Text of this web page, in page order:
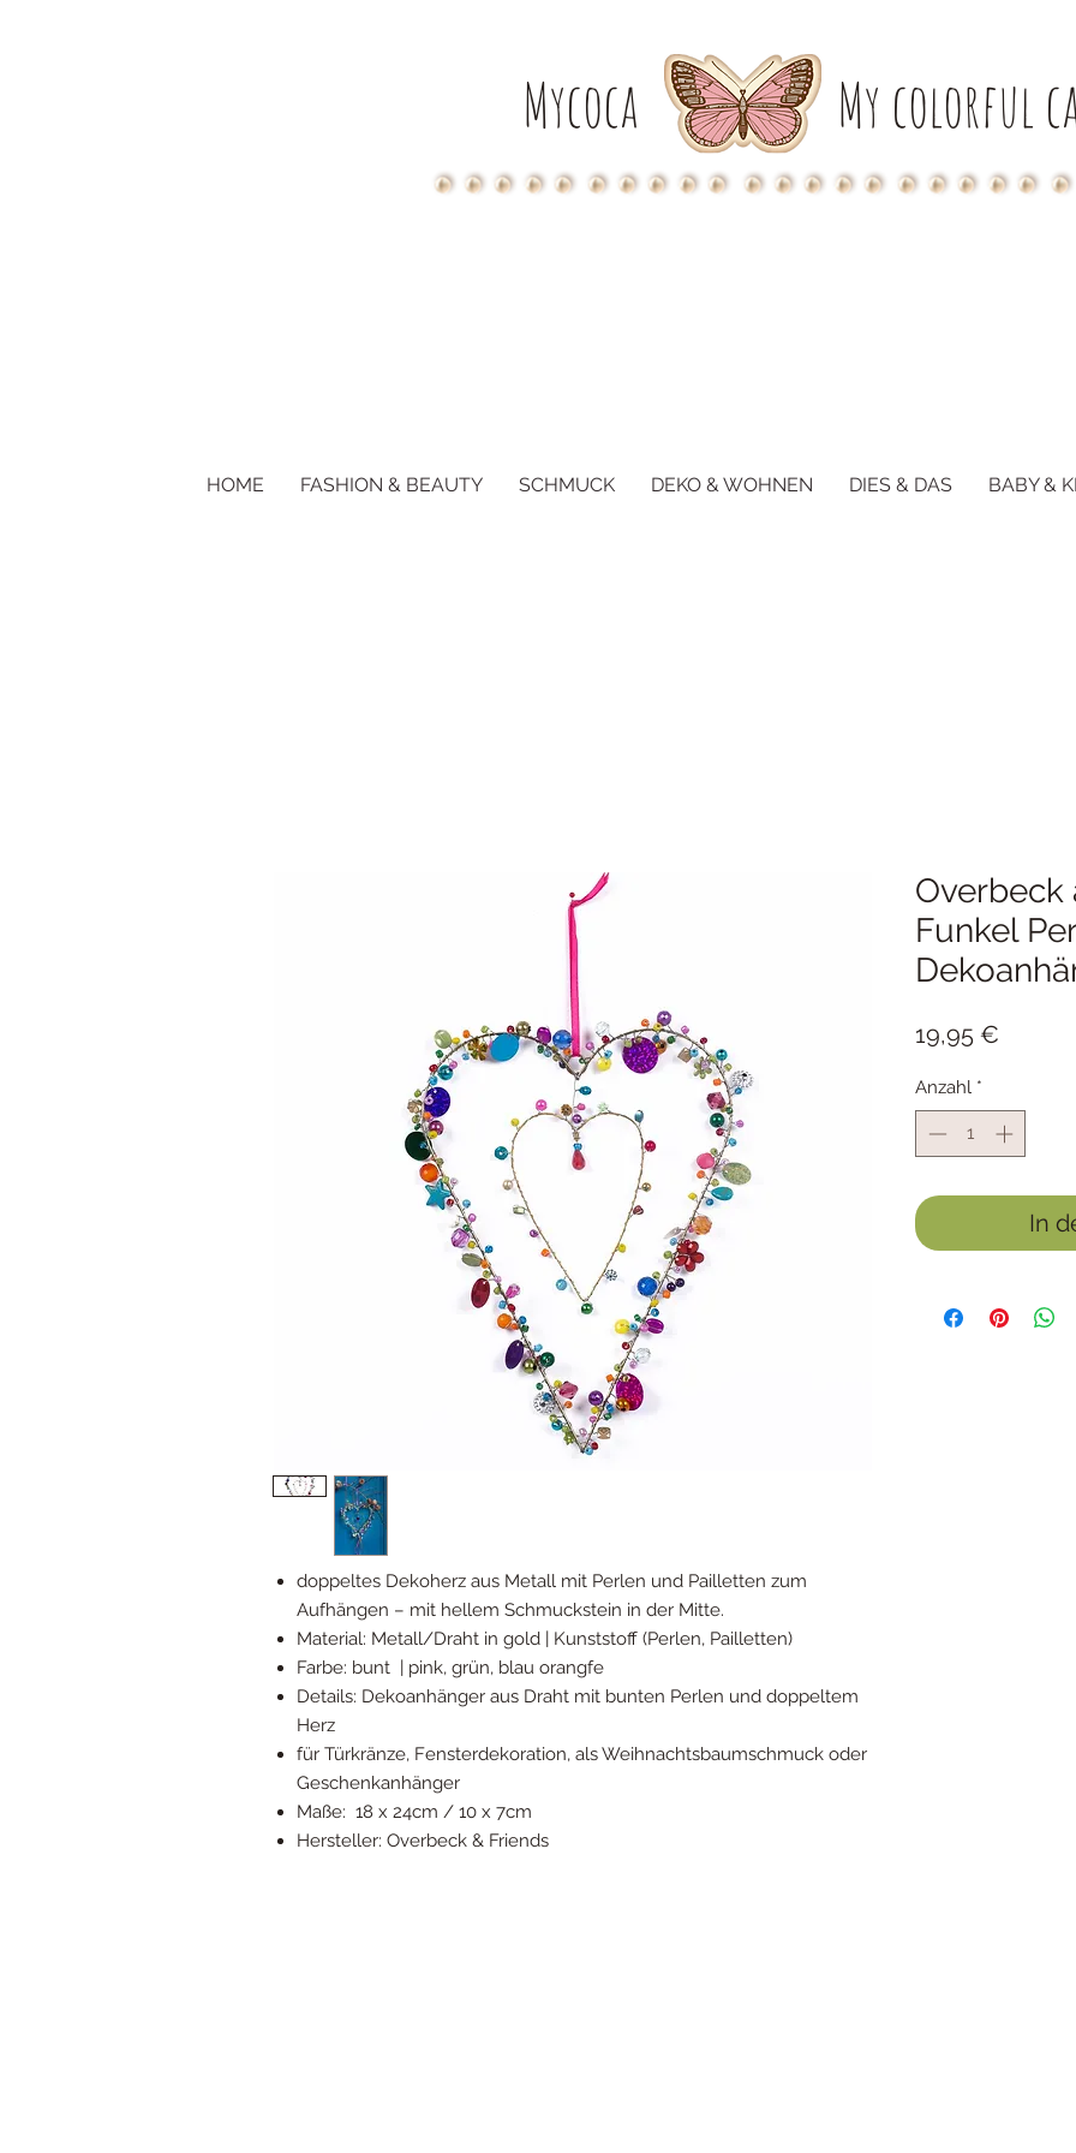
Mycoca My colorful
HOME FASHION & BEAUTY SCHMUCK DEKO & WOHNEN DIES & DAS BABY &
doppeltes Dekoherz aus Metall mit Perlen und Pailletten zum
Aufhängen – mit hellem Schmuckstein in der Mitte.
Material: Metall/Draht in gold | Kunststoff (Perlen, Pailletten)
Farbe: bunt | pink, grün, blau orangfe
Details: Dekoanhänger aus Draht mit bunten Perlen und doppeltem
Herz
für Türkränze, Fensterdekoration, als Weihnachtsbaumschmuck oder
Geschenkanhänger
Maße: 18 x 24cm / 10 x 7cm
Hersteller: Overbeck & Friends
Overbeck
Funkel
19,95 €
Anzahl *
In